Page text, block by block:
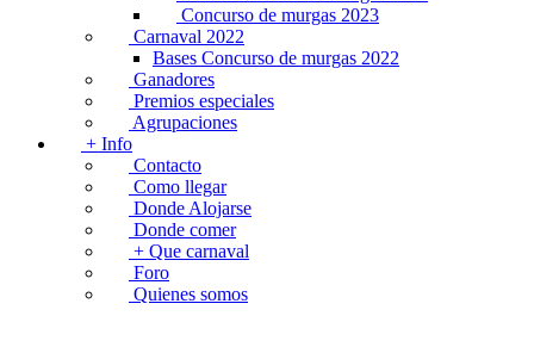
Concurso de murgas 2023
Carnaval 2022
Bases Concurso de murgas 2022
Ganadores
Premios especiales
Agrupaciones
+ Info
Contacto
Como llegar
Donde Alojarse
Donde comer
+ Que carnaval
Foro
Quienes somos